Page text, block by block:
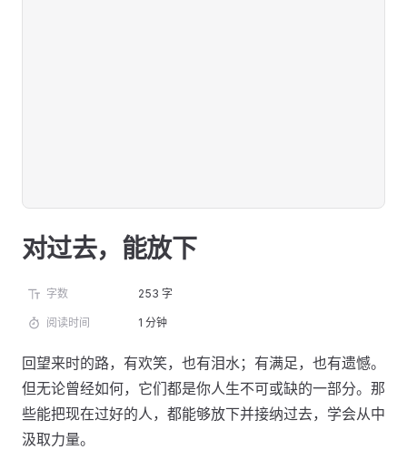
对过去，能放下
字数 253 字
阅读时间 1 分钟
回望来时的路，有欢笑，也有泪水；有满足，也有遗憾。
但无论曾经如何，它们都是你人生不可或缺的一部分。那
些能把现在过好的人，都能够放下并接纳过去，学会从中
汲取力量。